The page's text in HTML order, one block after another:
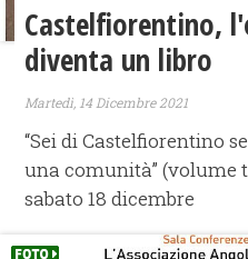
Castelfiorentino,
diventa un libro
Martedì, 14 Dicembre 2021
“Sei di Castelfiorentino
una comunità” (volume
sabato 18 dicembre